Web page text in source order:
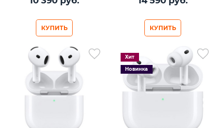
КУПИТЬ КУПИТЬ
Хит
Новинка